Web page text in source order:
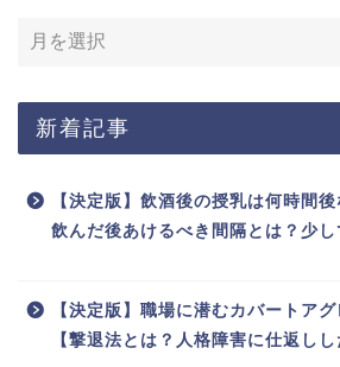
新着記事
【決定版】飲酒後の授乳は何時間
飲んだ後あけるべき間隔とは？少し
【決定版】職場に潜むカバートア
【撃退法とは？人格障害に仕返しし